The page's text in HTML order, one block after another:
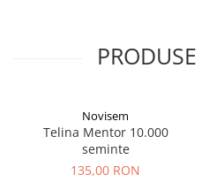
Novisem
Telina Mentor 10.000
seminte
135,00 RON